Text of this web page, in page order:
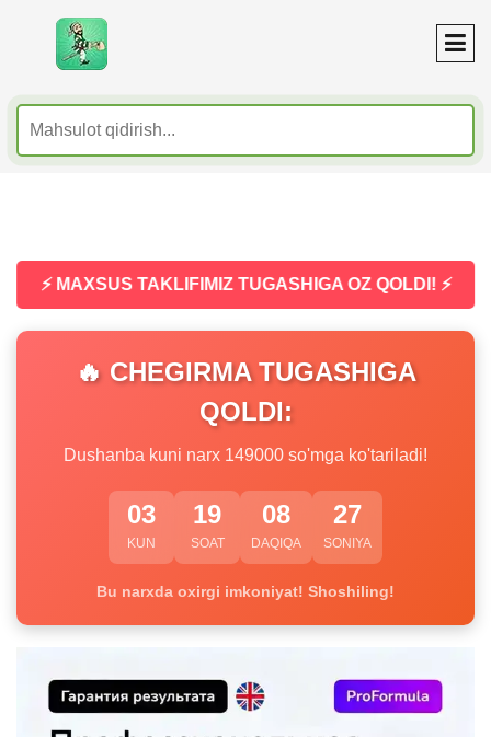
⚡ MAXSUS TAKLIFIMIZ TUGASHIGA OZ QOLDI! ⚡
🔥 CHEGIRMA TUGASHIGA
QOLDI:
Dushanba kuni narx 149000 so'mga ko'tariladi!
03
KUN
19
SOAT
08
DAQIQA
26
SONIYA
Bu narxda oxirgi imkoniyat! Shoshiling!